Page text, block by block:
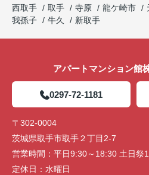
西取手
取手 寺原 龍ケ崎市
我孫子
牛久 新取手
アパートマンション
0297-72-1181
〒302-0004
茨城県取手市取手２丁目2-7
営業時間： 平日9:30～18:30 土日祭
定休日： 水曜日